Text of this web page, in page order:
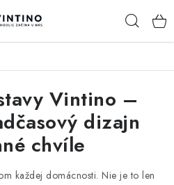
Vintino –
dizajn
chvíle
každej domácnosti. Nie je to len